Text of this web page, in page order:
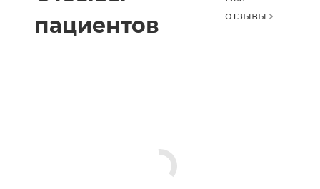
пациентов
отзывы